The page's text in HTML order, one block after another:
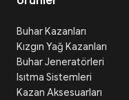
Buhar Kazanları
Kızgın Yağ Kazanları
Buhar Jeneratörleri
Isıtma Sistemleri
Kazan Aksesuarları